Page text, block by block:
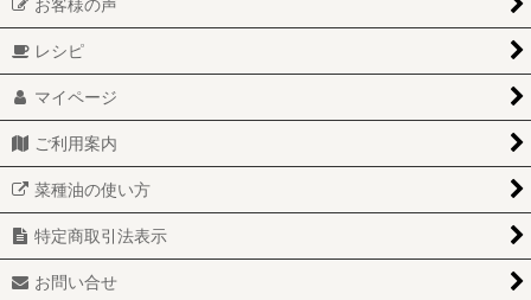
お客様の声
レシピ
マイページ
ご利用案内
菜種油の使い方
特定商取引法表示
お問い合せ